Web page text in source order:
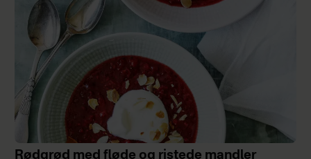
Rødgrød med fløde og ristede mandler